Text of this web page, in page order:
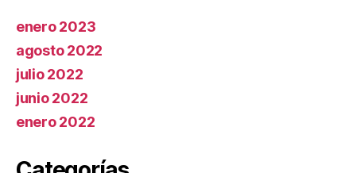
enero 2023
agosto 2022
julio 2022
junio 2022
enero 2022